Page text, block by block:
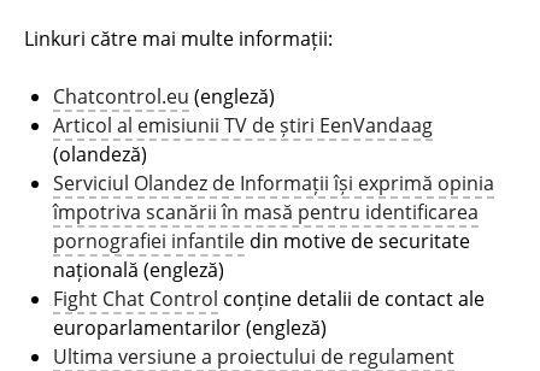
Linkuri către mai multe informații:
Chatcontrol.eu (engleză)
Articol al emisiunii TV de știri EenVandaag
(olandeză)
Serviciul Olandez de Informații își exprimă opinia
împotriva scanării în masă pentru identificarea
pornografiei infantile din motive de securitate
națională (engleză)
Fight Chat Control conține detalii de contact ale
europarlamentarilor (engleză)
Ultima versiune a proiectului de regulament